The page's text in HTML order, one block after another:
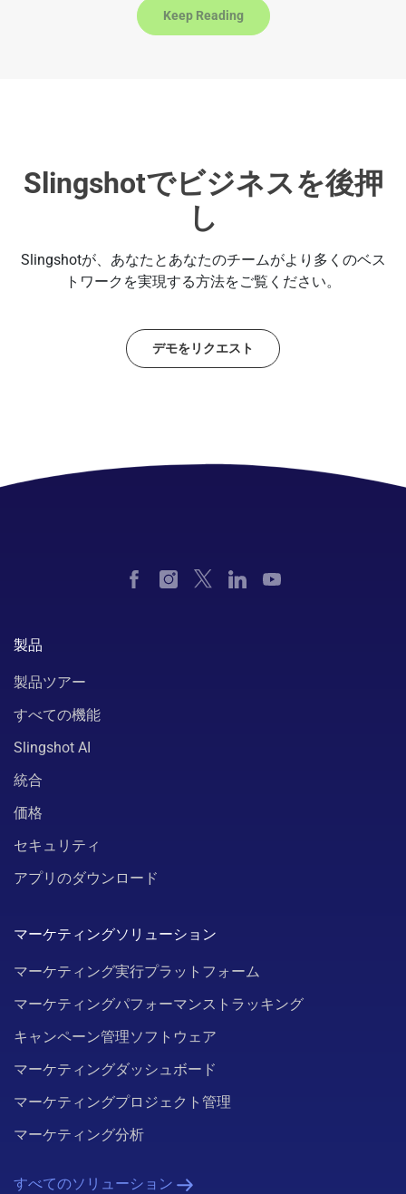
Keep Reading
Slingshotでビジネスを後押
し
Slingshotが、あなたとあなたのチームがより多くのベス
トワークを実現する方法をご覧ください。
デモをリクエスト
製品
製品ツアー
すべての機能
Slingshot AI
統合
価格
セキュリティ
アプリのダウンロード
マーケティングソリューション
マーケティング実行プラットフォーム
マーケティングパフォーマンストラッキング
キャンペーン管理ソフトウェア
マーケティングダッシュボード
マーケティングプロジェクト管理
マーケティング分析
すべてのソリューション